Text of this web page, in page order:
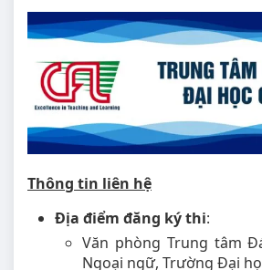
Thông tin liên hệ
Địa điểm đăng ký thi:
Văn phòng Trung tâm
Ngoại ngữ, Trường Đại